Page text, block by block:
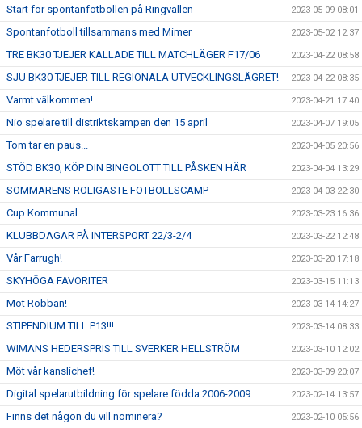
Start för spontanfotbollen på Ringvallen 2023-05-09 08:01
Spontanfotboll tillsammans med Mimer 2023-05-02 12:37
TRE BK30 TJEJER KALLADE TILL MATCHLÄGER F17/06 2023-04-22 08:58
SJU BK30 TJEJER TILL REGIONALA UTVECKLINGSLÄGRET! 2023-04-22 08:35
Varmt välkommen! 2023-04-21 17:40
Nio spelare till distriktskampen den 15 april 2023-04-07 19:05
Tom tar en paus... 2023-04-05 20:56
STÖD BK30, KÖP DIN BINGOLOTT TILL PÅSKEN HÄR 2023-04-04 13:29
SOMMARENS ROLIGASTE FOTBOLLSCAMP 2023-04-03 22:30
Cup Kommunal 2023-03-23 16:36
KLUBBDAGAR PÅ INTERSPORT 22/3-2/4 2023-03-22 12:48
Vår Farrugh! 2023-03-20 17:18
SKYHÖGA FAVORITER 2023-03-15 11:13
Möt Robban! 2023-03-14 14:27
STIPENDIUM TILL P13!!! 2023-03-14 08:33
WIMANS HEDERSPRIS TILL SVERKER HELLSTRÖM 2023-03-10 12:02
Möt vår kanslichef! 2023-03-09 20:07
Digital spelarutbildning för spelare födda 2006-2009 2023-02-14 13:57
Finns det någon du vill nominera? 2023-02-10 05:56